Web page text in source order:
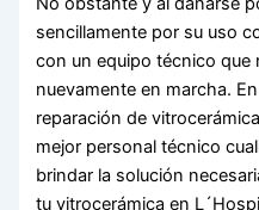
sencillamente por su uso
con un equipo técnico que
nuevamente en marcha.
reparación de
mejor personal técnico
brindar la solución
tu vitrocerámica en